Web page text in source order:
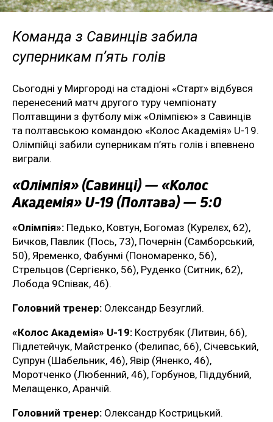
Команда з Савинців забила
суперникам п’ять голів
Сьогодні у Миргороді на стадіоні «Старт» відбувся
перенесений матч другого туру чемпіонату
Полтавщини з футболу між «Олімпією» з Савинців
та полтавською командою «Колос Академія» U-19.
Олімпійці забили суперникам п’ять голів і впевнено
виграли.
«Олімпія» (Савинці) — «Колос
Академія» U-19 (Полтава) — 5:0
«Олімпія»: Педько, Ковтун, Богомаз (Курелєх, 62),
Бичков, Павлик (Пось, 73), Почернін (Самборський,
50), Яременко, Фабунмі (Пономаренко, 56),
Стрельцов (Сергієнко, 56), Руденко (Ситник, 62),
Лобода 9Співак, 46).
Головний тренер: Олександр Безуглий.
«Колос Академія» U-19: Кострубяк (Литвин, 66),
Підлетейчук, Майстренко (Фелипас, 66), Січевський,
Супрун (Шабельник, 46), Явір (Яненко, 46),
Моротченко (Любенний, 46), Горбунов, Піддубний,
Мелащенко, Аранчій.
Головний тренер: Олександр Кострицький.